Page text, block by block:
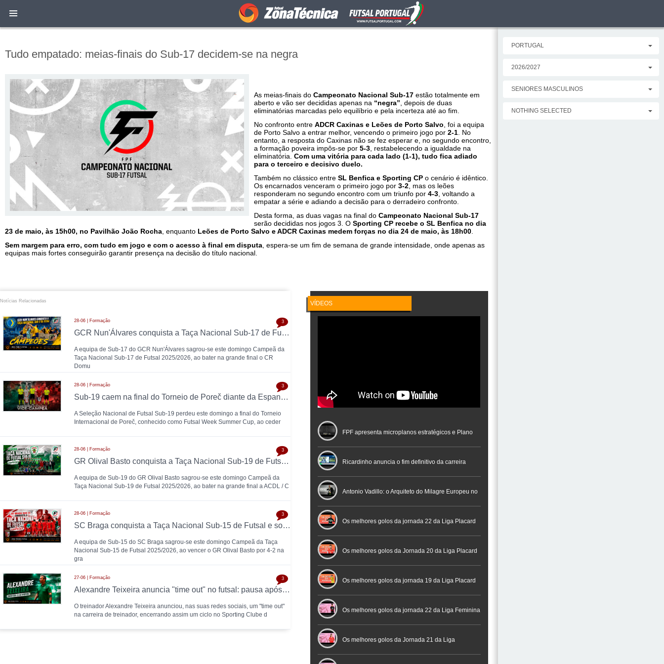
Tudo empatado: meias-finais do Sub-17 decidem-se na negra
As meias-finais do Campeonato Nacional Sub-17 estão totalmente em
aberto e vão ser decididas apenas na “negra” , depois de duas
eliminatórias marcadas pelo equilíbrio e pela incerteza até ao fim.
No confronto entre ADCR Caxinas e Leões de Porto Salvo , foi a equipa
de Porto Salvo a entrar melhor, vencendo o primeiro jogo por 2-1 . No
entanto, a resposta do Caxinas não se fez esperar e, no segundo encontro,
a formação poveira impôs-se por 5-3 , restabelecendo a igualdade na
eliminatória. Com uma vitória para cada lado (1-1), tudo fica adiado
para o terceiro e decisivo duelo.
Também no clássico entre SL Benfica e Sporting CP o cenário é idêntico.
Os encarnados venceram o primeiro jogo por 3-2 , mas os leões
responderam no segundo encontro com um triunfo por 4-3 , voltando a
empatar a série e adiando a decisão para o derradeiro confronto.
Desta forma, as duas vagas na final do Campeonato Nacional Sub-17
serão decididas nos jogos 3. O Sporting CP recebe o SL Benfica no dia
23 de maio, às 15h00, no Pavilhão João Rocha , enquanto Leões de Porto Salvo e ADCR Caxinas medem forças no dia 24 de maio, às 18h00
Sem margem para erro, com tudo em jogo e com o acesso à final em disputa , espera-se um fim de semana de grande intensidade, onde apenas as
equipas mais fortes conseguirão garantir presença na decisão do título nacional.
Notícias Relacionadas
28-06 | Formação
GCR Nun'Álvares conquista a Taça Nacional Sub-17 de Futsal nas grandes penalidades e sobe ao Nacional
A equipa de Sub-17 do GCR Nun'Álvares sagrou-se este domingo Campeã da
Taça Nacional Sub-17 de Futsal 2025/2026, ao bater na grande final o CR
Domu
3
28-06 | Formação
Sub-19 caem na final do Torneio de Poreč diante da Espanha (1-2)
A Seleção Nacional de Futsal Sub-19 perdeu este domingo a final do Torneio
Internacional de Poreč, conhecido como Futsal Week Summer Cup, ao ceder
3
28-06 | Formação
GR Olival Basto conquista a Taça Nacional Sub-19 de Futsal após bater ACDL / CBIDN
A equipa de Sub-19 do GR Olival Basto sagrou-se este domingo Campeã da
Taça Nacional Sub-19 de Futsal 2025/2026, ao bater na grande final a ACDL / C
3
28-06 | Formação
SC Braga conquista a Taça Nacional Sub-15 de Futsal e sobe ao Campeonato Nacional 26/27
A equipa de Sub-15 do SC Braga sagrou-se este domingo Campeã da Taça
Nacional Sub-15 de Futsal 2025/2026, ao vencer o GR Olival Basto por 4-2 na
gra
3
27-06 | Formação
Alexandre Teixeira anuncia "time out" no futsal: pausa após título de Campeão Nacional pelo Sporting CP
O treinador Alexandre Teixeira anunciou, nas suas redes sociais, um "time out"
na carreira de treinador, encerrando assim um ciclo no Sporting Clube d
3
VÍDEOS
FPF apresenta microplanos estratégicos e Plano
Nacional de Arbitragem
Ricardinho anuncia o fim definitivo da carreira
profissional em conferência histórica na Cidade do
Futebol
Antonio Vadillo: o Arquiteto do Milagre Europeu no
Futsal | Documentário
Os melhores golos da jornada 22 da Liga Placard
Os melhores golos da Jornada 20 da Liga Placard
Futsal
Os melhores golos da jornada 19 da Liga Placard
Os melhores golos da jornada 22 da Liga Feminina
Placard
Os melhores golos da Jornada 21 da Liga
PORTUGAL
2026/2027
SENIORES MASCULINOS
NOTHING SELECTED